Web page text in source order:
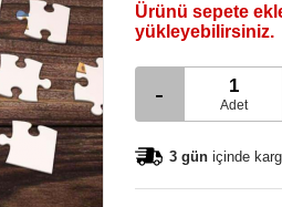
Ürünü sepete
yükleyebilirsiniz.
- Adet
3 gün içinde